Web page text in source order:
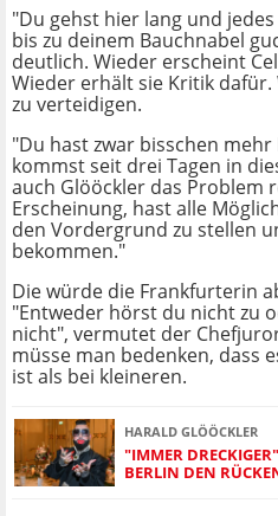
"Du gehst hier lang und
bis zu deinem Bauchnabel
deutlich. Wieder erscheint
Wieder erhält sie Kritik
zu verteidigen.
"Du hast zwar bisschen
kommst seit drei Tagen in
auch Glööckler das Problem
Erscheinung, hast alle
den Vordergrund zu stellen
bekommen."
Die würde die Frankfurterin
"Entweder hörst du nicht zu
nicht", vermutet der
müsse man bedenken, dass
ist als bei kleineren.
HARALD GLÖÖCKLER
"IMMER
BERLIN DEN